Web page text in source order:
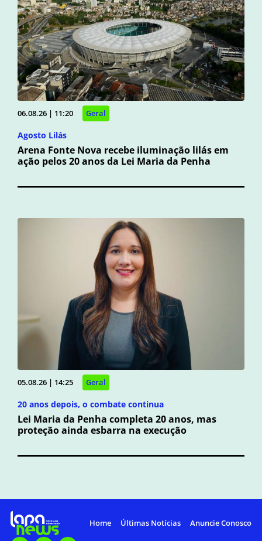
06.08.26 | 11:20 Geral
Agosto Lilás
Arena Fonte Nova recebe iluminação lilás em
ação pelos 20 anos da Lei Maria da Penha
05.08.26 | 14:25 Geral
20 anos depois, o combate continua
Lei Maria da Penha completa 20 anos, mas
proteção ainda esbarra na execução
Home Últimas Notícias Anuncie Conosco